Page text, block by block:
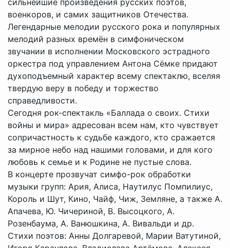
военкоров, и самих защитников Отечества.
Легендарные мелодии русского рока и популярных
мелодий разных времён в симфоническом
звучании в исполнении Московского эстрадного
оркестра под управлением Антона Сёмке придают
духоподъемный характер всему спектаклю, вселяя
твердую веру в победу и торжество
справедливости.
Сегодня рок-спектакль «Баллада о своих. Стихи
войны и мира» адресован всем нам, кто чувствует
сопричастность к судьбе каждого, кто сражается
за мирное небо над нашими головами, и для кого
любовь к семье и к Родине не пустые слова.
В концерте прозвучат симфо-рок обработки
музыки групп: Ария, Алиса, Наутилус Помпилиус,
Король и Шут, Кино, Чайф, Чиж, Земляне, а также А.
Апачева, Ю. Чичериной, В. Высоцкого, А.
Розенбаума, А. Ванюшкина, А. Вивальди и др.
Стихи поэтов: Анны Долгаревой, Марии Ватутиной,